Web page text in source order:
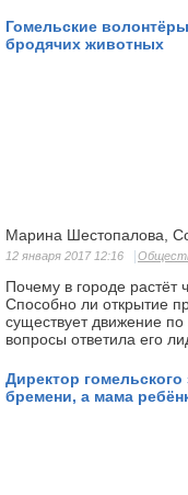
Гомельские
бродячих животных
Марина Шестопалова,
12 января 2017 12:16
Почему в городе растёт
Способно ли открытие
существует движение
вопросы ответила его
Директор
бремени, а мама